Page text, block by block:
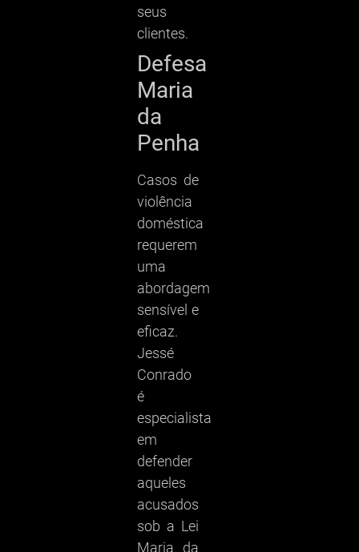
seus
clientes.
Defesa
Maria
da
Penha
Casos de
violência
doméstica
requerem
uma
abordagem
sensível e
eficaz.
Jessé
Conrado
é
especialista
em
defender
aqueles
acusados
sob a Lei
Maria da